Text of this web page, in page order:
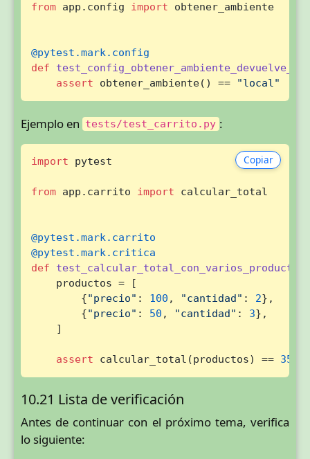
from app.config import obtener_ambiente
@pytest.mark.config
def
assert obtener_ambiente() == "local"
Ejemplo en tests/test_carrito.py :
Copiar
import pytest
from app.carrito import calcular_total
@pytest.mark.carrito
@pytest.mark.critica
def
    productos = [
        {
"precio" : 100 , "cantidad" : 2},
        {
"precio" : 50 , "cantidad" : 3},
    ]
assert calcular_total(productos) == 350
10.21 Lista de verificación
Antes de continuar con el próximo tema, verifica
lo siguiente: